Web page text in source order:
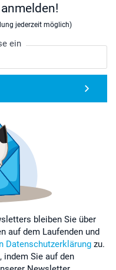
jederzeit möglich)
ein
bleiben Sie über
auf dem Laufenden und
Datenschutzerklärung zu.
indem Sie auf den